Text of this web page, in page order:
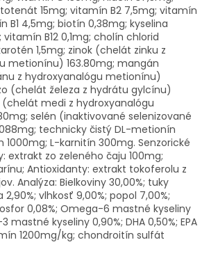
15mg; vitamín B2 7,5mg; vitamín
B1 4,5mg; biotín 0,38mg; kyselina
B12 0,1mg; cholín chlorid
1,5mg; zinok (chelát zinku z
metionínu) 163.80mg; mangán
z hydroxyanalógu metionínu)
(chelát železa z hydrátu gylcínu)
medi z hydroxyanalógu
selén (inaktivované selenizované
technicky čistý DL-metionín
L-karnitín 300mg. Senzorické
extrakt zo zeleného čaju 100mg;
Antioxidanty: extrakt tokoferolu z
Analýza: Bielkoviny 30,00%; tuky
2,90%; vlhkosť 9,00%; popol 7,00%;
0,08%; Omega-6 mastné kyseliny
mastné kyseliny 0,90%; DHA 0,50%; EPA
1200mg/kg; chondroitín sulfát